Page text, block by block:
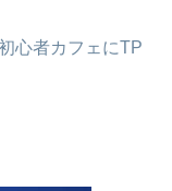
心者カフェにTP